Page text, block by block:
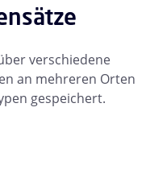
verschiedene
an mehreren Orten
gespeichert.